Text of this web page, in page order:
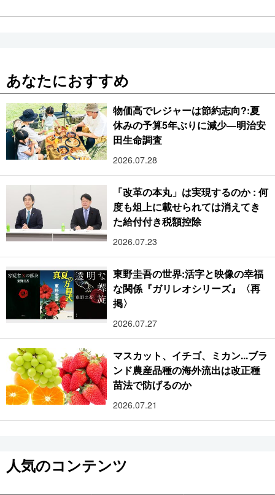
あなたにおすすめ
物価高でレジャーは節約志向?:夏
休みの予算5年ぶりに減少―明治安
田生命調査
2026.07.28
「改革の本丸」は実現するのか : 何
度も俎上に載せられては消えてき
た給付付き税額控除
2026.07.23
東野圭吾の世界:活字と映像の幸福
な関係『ガリレオシリーズ』〈再
掲〉
2026.07.27
マスカット、イチゴ、ミカン...ブラ
ンド農産品種の海外流出は改正種
苗法で防げるのか
2026.07.21
人気のコンテンツ